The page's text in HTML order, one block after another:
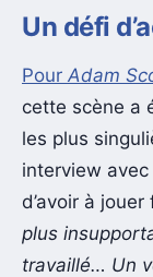
Un défi
Pour Adam
cette scène a
les plus
interview
d’avoir à
plus
travaillé… Un